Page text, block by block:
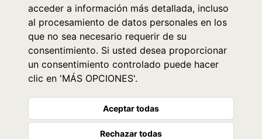
acceder a información más detallada, incluso
al procesamiento de datos personales en los
que no sea necesario requerir de su
consentimiento. Si usted desea proporcionar
un consentimiento controlado puede hacer
clic en 'MÁS OPCIONES'.
Aceptar todas
Rechazar todas